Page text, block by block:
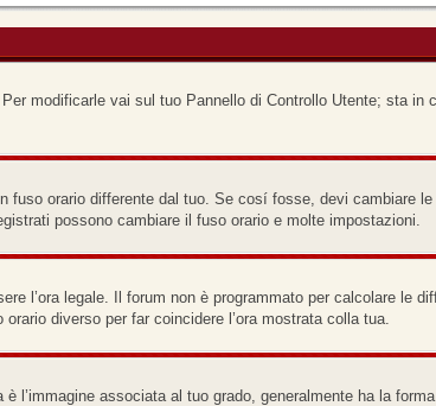
modificarle vai sul tuo Pannello di Controllo Utente; sta in
fuso orario differente dal tuo. Se cosí fosse, devi cambiare
possono cambiare il fuso orario e molte impostazioni.
l’ora legale. Il forum non è programmato per calcolare le
diverso per far coincidere l’ora mostrata colla tua.
l’immagine associata al tuo grado, generalmente ha la